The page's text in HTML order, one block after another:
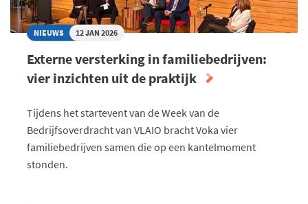
NIEUWS 12 JAN 2026
Externe versterking in familiebedrijven:
vier inzichten uit de praktijk
Tijdens het startevent van de Week van de
Bedrijfsoverdracht van VLAIO bracht Voka vier
familiebedrijven samen die op een kantelmoment
stonden.